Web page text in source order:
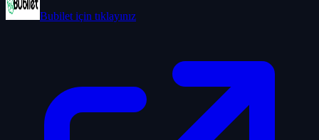
Bubilet için tıklayınız